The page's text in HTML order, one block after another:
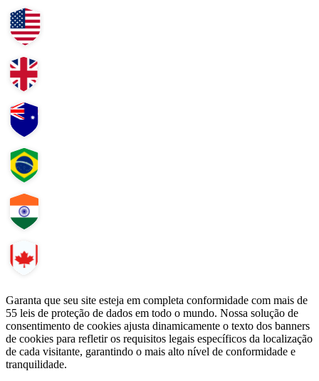
Garanta que seu site esteja em completa conformidade com mais de
55 leis de proteção de dados em todo o mundo. Nossa solução de
consentimento de cookies ajusta dinamicamente o texto dos banners
de cookies para refletir os requisitos legais específicos da localização
de cada visitante, garantindo o mais alto nível de conformidade e
tranquilidade.